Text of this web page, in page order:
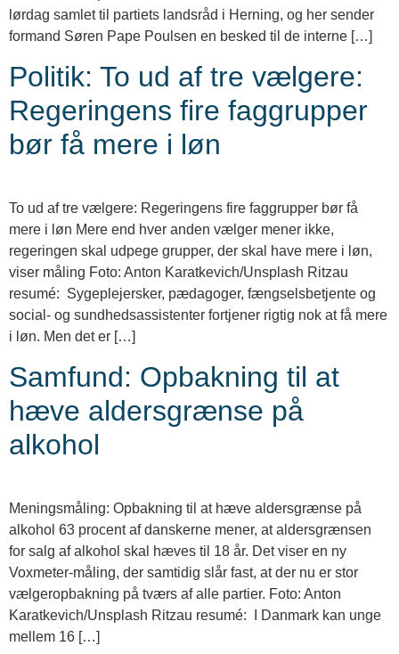
lørdag samlet til partiets landsråd i Herning, og her sender
formand Søren Pape Poulsen en besked til de interne […]
Politik: To ud af tre vælgere:
Regeringens fire faggrupper
bør få mere i løn
To ud af tre vælgere: Regeringens fire faggrupper bør få
mere i løn Mere end hver anden vælger mener ikke,
regeringen skal udpege grupper, der skal have mere i løn,
viser måling Foto: Anton Karatkevich/Unsplash Ritzau
resumé: Sygeplejersker, pædagoger, fængselsbetjente og
social- og sundhedsassistenter fortjener rigtig nok at få mere
i løn. Men det er […]
Samfund: Opbakning til at
hæve aldersgrænse på
alkohol
Meningsmåling: Opbakning til at hæve aldersgrænse på
alkohol 63 procent af danskerne mener, at aldersgrænsen
for salg af alkohol skal hæves til 18 år. Det viser en ny
Voxmeter-måling, der samtidig slår fast, at der nu er stor
vælgeropbakning på tværs af alle partier. Foto: Anton
Karatkevich/Unsplash Ritzau resumé: I Danmark kan unge
mellem 16 […]